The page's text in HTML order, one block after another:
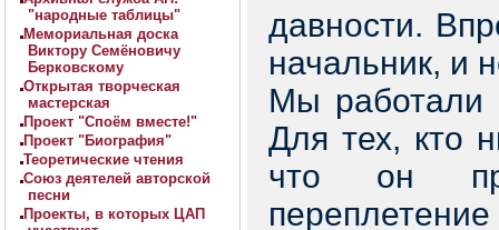
"народные таблицы"
Мемориальная доска
Виктору Семёновичу
Берковскому
Открытая творческая
мастерская
Проект "Споём вместе!"
Проект "Биография"
Теоретические чтения
Союз деятелей авторской
песни
Проекты, в которых ЦАП
давности.
начальник, и
Мы работали
Для тех, кто
что он